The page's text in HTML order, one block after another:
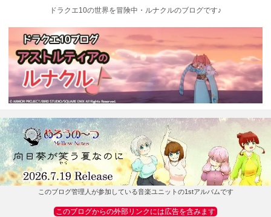
ドラクエ10の世界を冒険中・ルナクルのブログです♪
このブログ管理人が参加している音楽ユニットの1stアルバムです
このブログからの外部リンクには広告を含みます